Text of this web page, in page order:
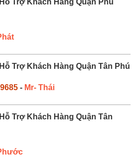
Trợ Khách Hàng Quận Phú
Trợ Khách Hàng Quận Tân Phú
- Mr- Thái
Trợ Khách Hàng Quận Tân